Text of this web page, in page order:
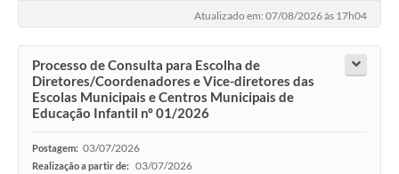
Atualizado em: 07/08/2026 às 17h04
Processo de Consulta para Escolha de
Diretores/Coordenadores e Vice-diretores das
Escolas Municipais e Centros Municipais de
Educação Infantil nº 01/2026
Postagem: 03/07/2026
Realização a partir de: 03/07/2026